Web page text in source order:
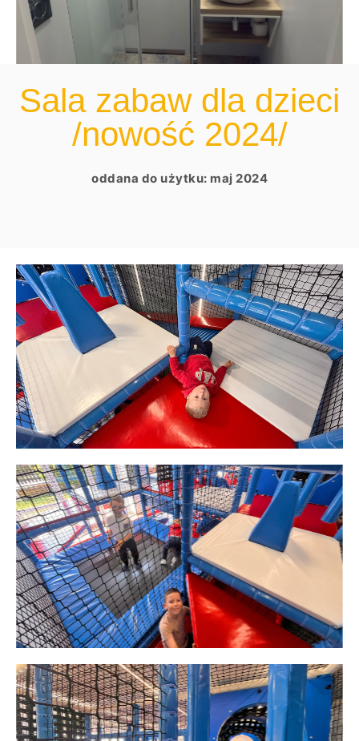
Sala zabaw dla dzieci
/nowość 2024/
oddana do użytku: maj 2024